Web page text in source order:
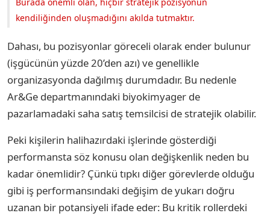
kendiliğinden oluşmadığını akılda tutmaktır.
Dahası, bu pozisyonlar göreceli olarak ender bulunur
(işgücünün yüzde 20’den azı) ve genellikle
organizasyonda dağılmış durumdadır. Bu nedenle
Ar&Ge departmanındaki biyokimyager de
pazarlamadaki saha satış temsilcisi de stratejik olabilir.
Peki kişilerin halihazırdaki işlerinde gösterdiği
performansta söz konusu olan değişkenlik neden bu
kadar önemlidir? Çünkü tıpkı diğer görevlerde olduğu
gibi iş performansındaki değişim de yukarı doğru
uzanan bir potansiyeli ifade eder: Bu kritik rollerdeki